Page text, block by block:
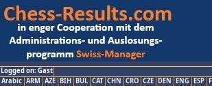
Logged on: Gast
Arabic ARM AZE BIH BUL CAT CHN CRO CZE DEN ENG ESP